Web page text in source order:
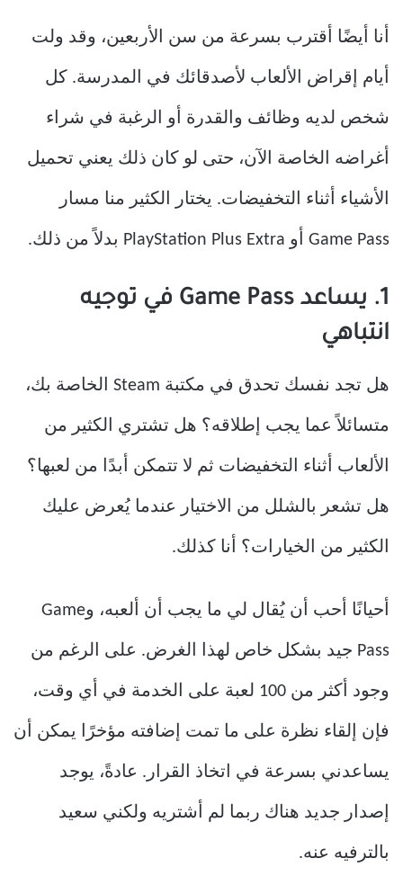
أنا أيضًا أقترب بسرعة من سن الأربعين، وقد ولت
أيام إقراض الألعاب لأصدقائك في المدرسة. كل
شخص لديه وظائف والقدرة أو الرغبة في شراء
أغراضه الخاصة الآن، حتى لو كان ذلك يعني تحميل
الأشياء أثناء التخفيضات. يختار الكثير منا مسار
Game Pass أو PlayStation Plus Extra بدلاً من ذلك.
1. يساعد Game Pass في توجيه
انتباهي
هل تجد نفسك تحدق في مكتبة Steam الخاصة بك،
متسائلاً عما يجب إطلاقه؟ هل تشتري الكثير من
الألعاب أثناء التخفيضات ثم لا تتمكن أبدًا من لعبها؟
هل تشعر بالشلل من الاختيار عندما يُعرض عليك
الكثير من الخيارات؟ أنا كذلك.
أحيانًا أحب أن يُقال لي ما يجب أن ألعبه، وGame
Pass جيد بشكل خاص لهذا الغرض. على الرغم من
وجود أكثر من 100 لعبة على الخدمة في أي وقت،
فإن إلقاء نظرة على ما تمت إضافته مؤخرًا يمكن أن
يساعدني بسرعة في اتخاذ القرار. عادةً، يوجد
إصدار جديد هناك ربما لم أشتريه ولكني سعيد
بالترفيه عنه.